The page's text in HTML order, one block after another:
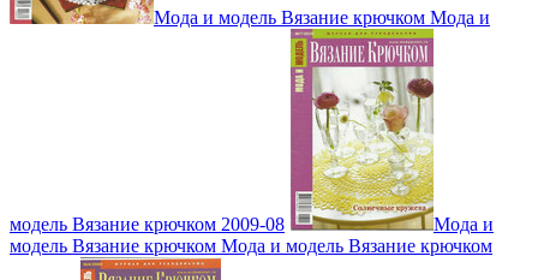
Мода и модель Вязание крючком Мода и
модель Вязание крючком 2009-08
Мода и
модель Вязание крючком Мода и модель Вязание крючком